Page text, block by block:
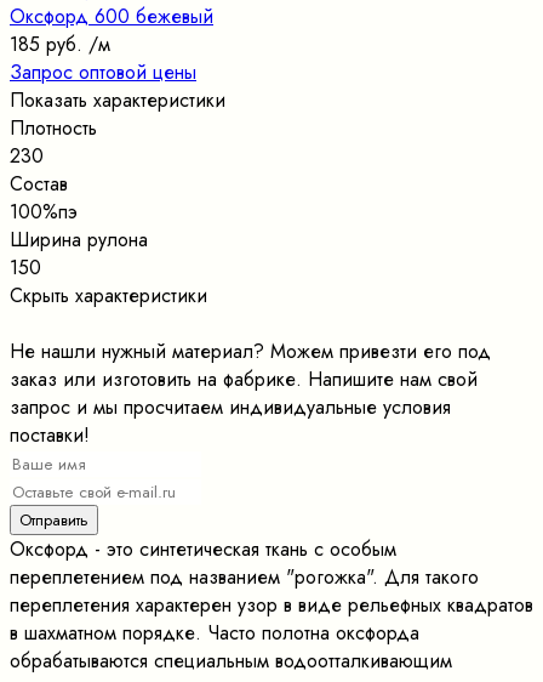
Оксфорд 600 бежевый
185 руб. /м
Запрос оптовой цены
Показать характеристики
Плотность
230
Состав
100%пэ
Ширина рулона
150
Скрыть характеристики
Не нашли нужный материал? Можем привезти его под
заказ или изготовить на фабрике. Напишите нам свой
запрос и мы просчитаем индивидуальные условия
поставки!
Оксфорд - это синтетическая ткань с особым
переплетением под названием "рогожка". Для такого
переплетения характерен узор в виде рельефных квадратов
в шахматном порядке. Часто полотна оксфорда
обрабатываются специальным водоотталкивающим